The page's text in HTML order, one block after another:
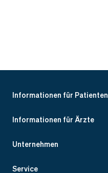
Informationen für Patienten
Informationen für Ärzte
Unternehmen
Service